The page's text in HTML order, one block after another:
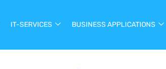
IT-SERVICES BUSINESS APPLICATIONS